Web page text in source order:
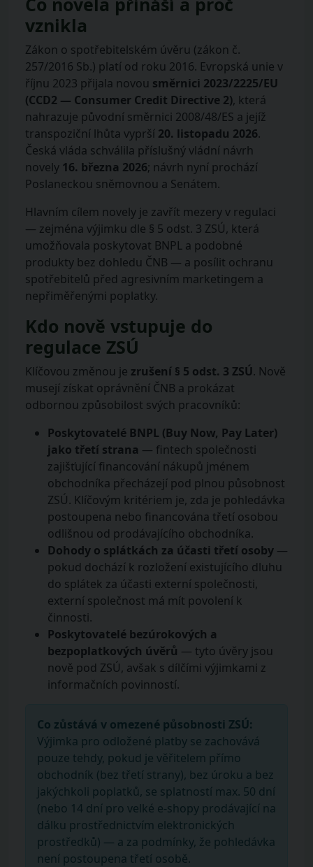
vznikla
Zákon o spotřebitelském úvěru (zákon č.
257/2016 Sb.) platí od roku 2016. Evropská unie v
říjnu 2023 přijala novou směrnici 2023/2225/EU
(CCD2 — Consumer Credit Directive 2), která
nahrazuje původní směrnici 2008/48/ES a jejíž
transpoziční lhůta vyprší 20. listopadu 2026.
Česká vláda schválila příslušný vládní návrh
novely 16. března 2026; návrh nyní prochází
Poslaneckou sněmovnou a Senátem.
Hlavním cílem novely je zavřít mezery v regulaci
— zejména výjimku dle § 5 odst. 3 ZSÚ, která
umožňovala poskytovat BNPL a podobné
produkty bez dohledu ČNB — a posílit ochranu
spotřebitelů před agresivním marketingem a
nepřiměřenými poplatky.
Kdo nově vstupuje do
regulace ZSÚ
Klíčovou změnou je zrušení § 5 odst. 3 ZSÚ. Nově
musejí získat oprávnění ČNB a prokázat
odbornou způsobilost svých pracovníků:
Poskytovatelé BNPL (Buy Now, Pay Later)
jako třetí strana — fintech společnosti
zajišťující financování nákupů jménem
obchodníka přecházejí pod plnou působnost
ZSÚ. Klíčovým kritériem je, zda je pohledávka
postoupena nebo financována třetí osobou
odlišnou od prodávajícího obchodníka.
Dohody o splátkách za účasti třetí osoby —
pokud dochází k rozložení existujícího dluhu
do splátek za účasti externí společnosti,
externí společnost má mít povolení k
činnosti.
Poskytovatelé bezúrokových a
bezpoplatkových úvěrů — tyto úvěry jsou
nově pod ZSÚ, avšak s dílčími výjimkami z
informačních povinností.
Co zůstává v omezené působnosti ZSÚ:
Výjimka pro odložené platby se zachovává
pouze tehdy, pokud je věřitelem přímo
obchodník (bez třetí strany), bez úroku a bez
jakýchkoli poplatků, se splatností max. 50 dní
(nebo 14 dní pro velké e-shopy prodávající na
dálku prostřednictvím elektronických
prostředků) — a za podmínky, že pohledávka
není postoupena třetí osobě.